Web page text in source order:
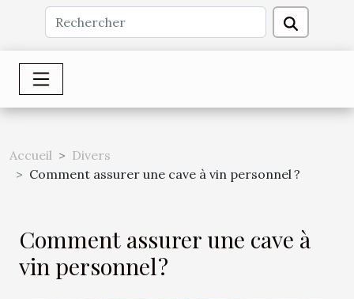
Accueil
Divers
Comment assurer une cave à vin personnel ?
Comment assurer une cave à
vin personnel ?